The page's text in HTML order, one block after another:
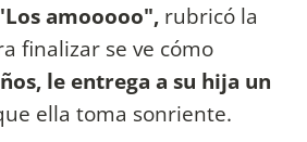
amooooo", rubricó la
finalizar se ve cómo
le entrega a su hija un
ella toma sonriente.